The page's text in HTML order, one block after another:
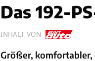
Das 192-
INHALT VON
Größer, komfortabler,